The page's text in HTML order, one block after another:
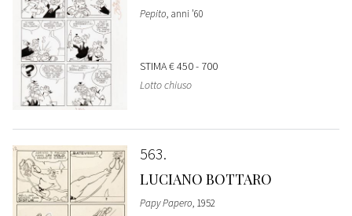
Pepito, anni ’60
STIMA€ 450 - 700
Lotto chiuso
563
LUCIANO BOTTARO
Papy Papero, 1952